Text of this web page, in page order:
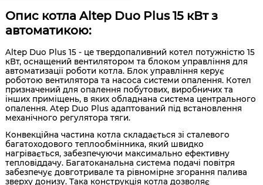
Опис котла Altep Duo Plus 15 кВт з
автоматикою:
Altep Duo Plus 15 - це твердопаливний котел потужністю 15
кВт, оснащений вентилятором та блоком управління для
автоматизації роботи котла. Блок управління керує
роботою вентилятора та насоса системи опалення. Котел
призначений для опалення побутових, виробничих та
інших приміщень, в яких обладнана система центрального
опалення. Atep Duo Plus адаптований під встановлення
механічного регулятора тяги.
Конвекційна частина котла складається зі сталевого
багатоходового теплообмінника, який швидко
нагрівається, забезпечуючи максимально ефективну
тепловіддачу. Багатоканальна система подачі повітря
забезпечує довготривале та рівномірне згорання палива
зверху донизу. Така конструкція котла дозволяє